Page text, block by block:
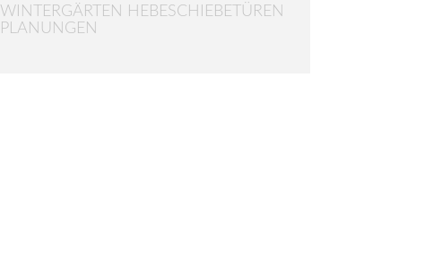
WINTERGÄRTEN HEBESCHIEBETÜREN
PLANUNGEN